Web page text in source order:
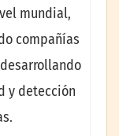
mundial,
compañías
y detección